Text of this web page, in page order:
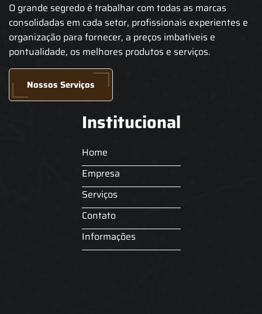
O grande segredo é trabalhar com todas as marcas
consolidadas em cada setor, profissionais experientes e
organização para fornecer, a preços imbatíveis e
pontualidade, os melhores produtos e serviços.
Nossos Serviços
Institucional
Home
Empresa
Serviços
Contato
Informações